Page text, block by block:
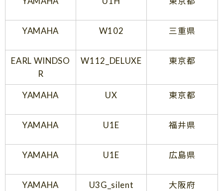
YAMAHA W102 三重県
EARL WINDSO
R
W112_DELUXE 東京都
YAMAHA UX 東京都
YAMAHA U1E 福井県
YAMAHA U1E 広島県
YAMAHA U3G_silent 大阪府